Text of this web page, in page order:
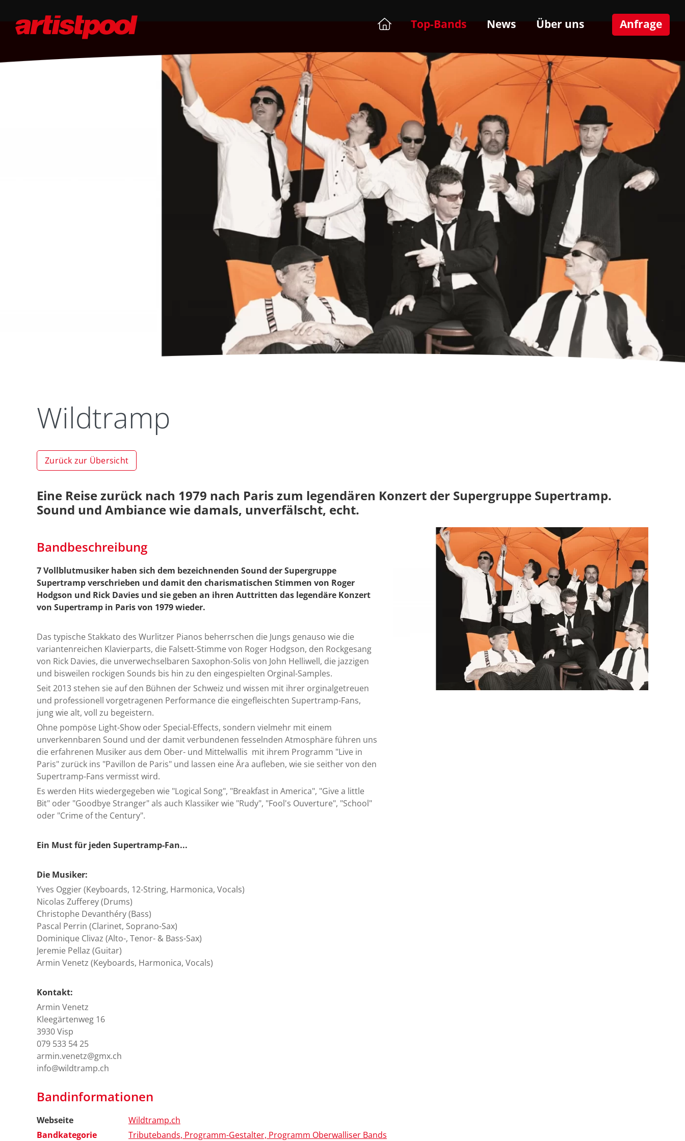
Top-Bands News Über uns Anfrage
Wildtramp
Zurück zur Übersicht
Eine Reise zurück nach 1979 nach Paris zum legendären Konzert der Supergruppe Supertramp.
Sound und Ambiance wie damals, unverfälscht, echt.
Bandbeschreibung
7 Vollblutmusiker haben sich dem bezeichnenden Sound der Supergruppe
Supertramp verschrieben und damit den charismatischen Stimmen von Roger
Hodgson und Rick Davies und sie geben an ihren Auttritten das legendäre Konzert
von Supertramp in Paris von 1979 wieder.
Das typische Stakkato des Wurlitzer Pianos beherrschen die Jungs genauso wie die
variantenreichen Klavierparts, die Falsett-Stimme von Roger Hodgson, den Rockgesang
von Rick Davies, die unverwechselbaren Saxophon-Solis von John Helliwell, die jazzigen
und bisweilen rockigen Sounds bis hin zu den eingespielten Orginal-Samples.
Seit 2013 stehen sie auf den Bühnen der Schweiz und wissen mit ihrer orginalgetreuen
und professionell vorgetragenen Performance die eingefleischten Supertramp-Fans,
jung wie alt, voll zu begeistern.
Ohne pompöse Light-Show oder Special-Effects, sondern vielmehr mit einem
unverkennbaren Sound und der damit verbundenen fesselnden Atmosphäre führen uns
die erfahrenen Musiker aus dem Ober- und Mittelwallis mit ihrem Programm "Live in
Paris" zurück ins "Pavillon de Paris" und lassen eine Ära aufleben, wie sie seither von den
Supertramp-Fans vermisst wird.
Es werden Hits wiedergegeben wie "Logical Song", "Breakfast in America", "Give a little
Bit" oder "Goodbye Stranger" als auch Klassiker wie "Rudy", "Fool's Ouverture", "School"
oder "Crime of the Century".
Ein Must für jeden Supertramp-Fan...
Die Musiker:
Yves Oggier (Keyboards, 12-String, Harmonica, Vocals)
Nicolas Zufferey (Drums)
Christophe Devanthéry (Bass)
Pascal Perrin (Clarinet, Soprano-Sax)
Dominique Clivaz (Alto-, Tenor- & Bass-Sax)
Jeremie Pellaz (Guitar)
Armin Venetz (Keyboards, Harmonica, Vocals)
Kontakt:
Armin Venetz
Kleegärtenweg 16
3930 Visp
079 533 54 25
armin.venetz@gmx.ch
info@wildtramp.ch
Bandinformationen
Webseite
Wildtramp.ch
Bandkategorie
Tributebands, Programm-Gestalter, Programm Oberwalliser Bands